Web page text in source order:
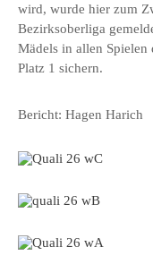
wird, wurde hier zum
Bezirksoberliga
Mädels in allen Spielen
Platz 1 sichern.
Bericht: Hagen Harich